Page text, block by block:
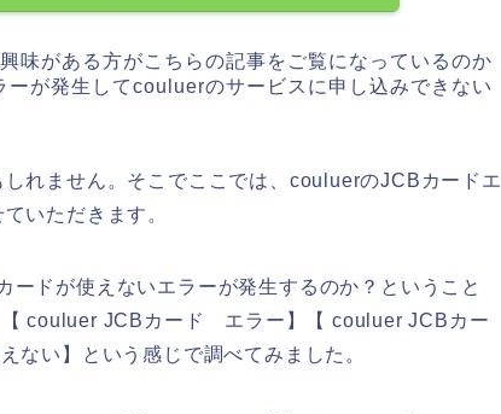
味がある方がこちらの記事をご覧になっているのか
ーが発生してcouluerのサービスに申し込みできない
れません。そこでここでは、couluerのJCBカードエ
いただきます。
ードが使えないエラーが発生するのか？ということ
couluer JCBカード エラー】【 couluer JCBカー
い】という感じで調べてみました。